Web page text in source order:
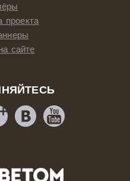
проекта
сайте